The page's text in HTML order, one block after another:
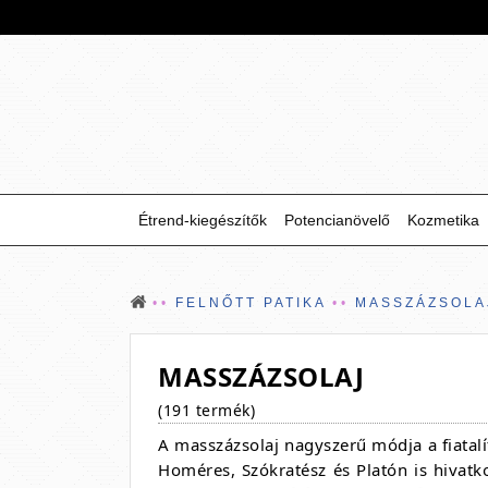
Étrend-kiegészítők Potencianövelő Kozmetika
FELNŐTT PATIKA
MASSZÁZSOLAJ
(191 termék)
A masszázsolaj nagyszerű módja a
Homéres, Szókratész és Platón is